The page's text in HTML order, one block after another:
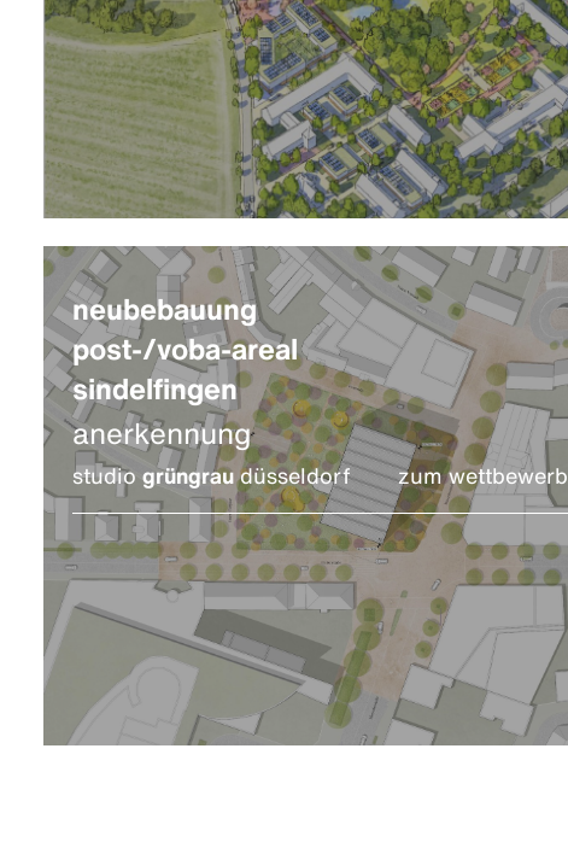
neubebauung
post-/voba-areal
sindelfingen
anerkennung
studio grüngraudüsseldorf zum wettbewerb